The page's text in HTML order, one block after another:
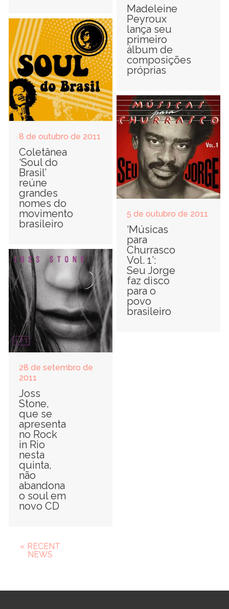
Madeleine
Peyroux
lança seu
primeiro
álbum de
composições
próprias
8 de outubro de 2011
Coletânea
‘Soul do
Brasil’
reúne
grandes
nomes do
movimento
brasileiro
5 de outubro de 2011
‘Músicas
para
Churrasco
Vol. 1’:
Seu Jorge
faz disco
para o
povo
brasileiro
28 de setembro de
2011
Joss
Stone,
que se
apresenta
no Rock
in Rio
nesta
quinta,
não
abandona
o soul em
novo CD
« RECENT
NEWS